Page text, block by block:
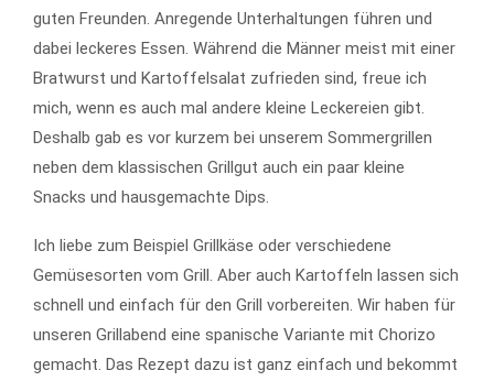
guten Freunden. Anregende Unterhaltungen führen und
dabei leckeres Essen. Während die Männer meist mit einer
Bratwurst und Kartoffelsalat zufrieden sind, freue ich
mich, wenn es auch mal andere kleine Leckereien gibt.
Deshalb gab es vor kurzem bei unserem Sommergrillen
neben dem klassischen Grillgut auch ein paar kleine
Snacks und hausgemachte Dips.
Ich liebe zum Beispiel Grillkäse oder verschiedene
Gemüsesorten vom Grill. Aber auch Kartoffeln lassen sich
schnell und einfach für den Grill vorbereiten. Wir haben für
unseren Grillabend eine spanische Variante mit Chorizo
gemacht. Das Rezept dazu ist ganz einfach und bekommt